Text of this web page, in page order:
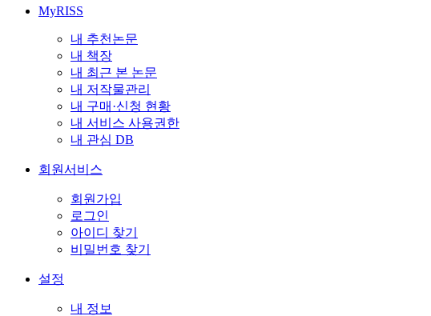
MyRISS
내 추천논문
내 책장
내 최근 본 논문
내 저작물관리
내 구매·신청 현황
내 서비스 사용권한
내 관심 DB
회원서비스
회원가입
로그인
아이디 찾기
비밀번호 찾기
설정
내 정보